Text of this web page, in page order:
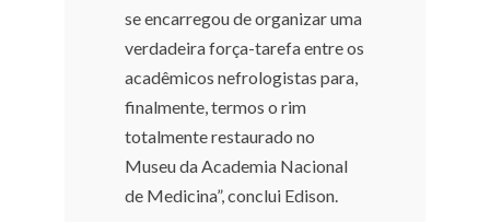
se encarregou de organizar uma
verdadeira força-tarefa entre os
acadêmicos nefrologistas para,
finalmente, termos o rim
totalmente restaurado no
Museu da Academia Nacional
de Medicina”, conclui Edison.